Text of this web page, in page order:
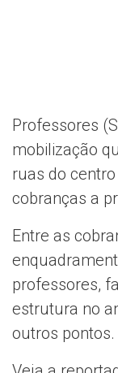
Professores
mobilização
ruas do
cobranças a
Entre as
professores,
estrutura no
outros pontos.